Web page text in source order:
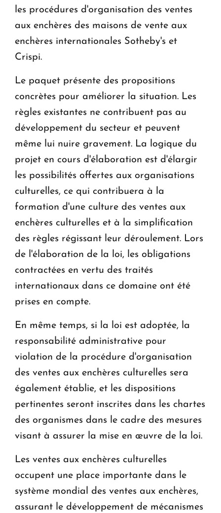
les procédures d'organisation des ventes
aux enchères des maisons de vente aux
enchères internationales Sotheby's et
Crispi.
Le paquet présente des propositions
concrètes pour améliorer la situation. Les
règles existantes ne contribuent pas au
développement du secteur et peuvent
même lui nuire gravement. La logique du
projet en cours d'élaboration est d'élargir
les possibilités offertes aux organisations
culturelles, ce qui contribuera à la
formation d'une culture des ventes aux
enchères culturelles et à la simplification
des règles régissant leur déroulement. Lors
de l'élaboration de la loi, les obligations
contractées en vertu des traités
internationaux dans ce domaine ont été
prises en compte.
En même temps, si la loi est adoptée, la
responsabilité administrative pour
violation de la procédure d'organisation
des ventes aux enchères culturelles sera
également établie, et les dispositions
pertinentes seront inscrites dans les chartes
des organismes dans le cadre des mesures
visant à assurer la mise en œuvre de la loi.
Les ventes aux enchères culturelles
occupent une place importante dans le
système mondial des ventes aux enchères,
assurant le développement de mécanismes